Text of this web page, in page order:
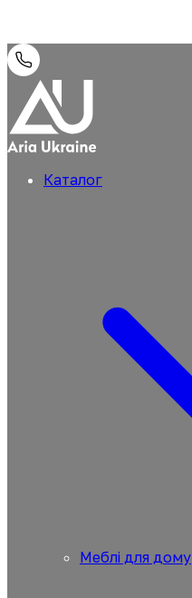
Каталог
Меблі для дому